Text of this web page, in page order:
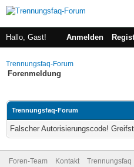
Hallo, Gast! Anmelden
Trennungsfaq-Forum
Forenmeldung
Trennungsfaq-Forum
Falscher Autorisierungscode!
Foren-Team Kontakt Trennungsfaq